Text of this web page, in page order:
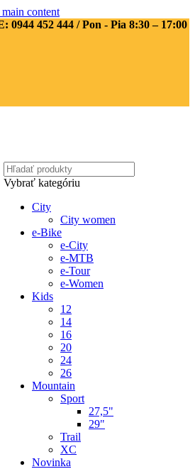
content
0944 452 444 / Pon - Pia 8:30 – 17:00
Vybrať kategóriu
City
City women
e-Bike
e-City
e-MTB
e-Tour
e-Women
Kids
12
14
16
20
24
26
Mountain
Sport
27,5"
29"
Trail
XC
Novinka